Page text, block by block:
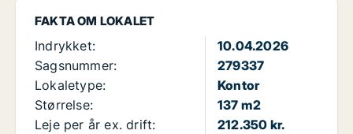
FAKTA OM LOKALET
Indrykket:
10.04.2026
Sagsnummer:
279337
Lokaletype:
Kontor
Størrelse:
137 m2
Leje per år ex. drift:
212.350 kr.